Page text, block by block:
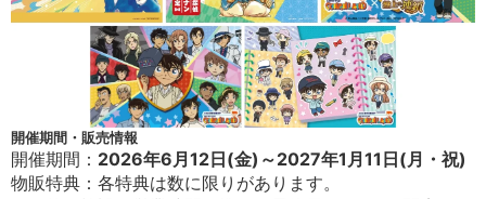
開催期間・販売情報
開催期間： 2026年6月12日(金)～2027年1月11日(月・祝)
物販特典：各特典は数に限りがあります。